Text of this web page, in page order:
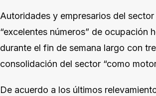
Autoridades y empresarios del
“excelentes números” de ocupación
durante el fin de semana largo con
consolidación del sector “como
De acuerdo a los últimos